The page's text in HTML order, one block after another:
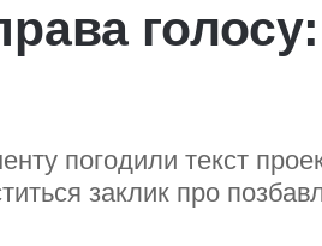
голосу:
погодили текст
заклик про